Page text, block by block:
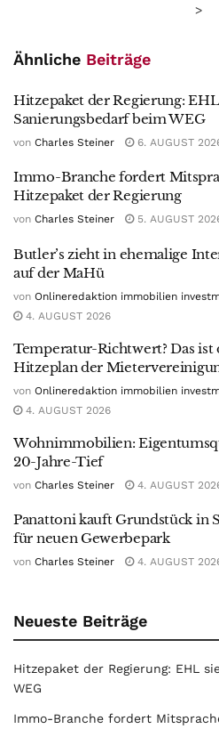
>
Ähnliche Beiträge
Hitzepaket der Regierung:
Sanierungsbedarf beim WEG
von Charles Steiner 6. AUGUST
Immo-Branche fordert
Hitzepaket der Regierung
von Charles Steiner 5. AUGUST
Butler’s zieht in ehemalige
auf der MaHü
von Onlineredaktion immobilien
4. AUGUST 2026
Temperatur-Richtwert? Das ist
Hitzeplan der
von Onlineredaktion immobilien
4. AUGUST 2026
Wohnimmobilien:
20-Jahre-Tief
von Charles Steiner 4. AUGUST
Panattoni kauft Grundstück in
für neuen Gewerbepark
von Charles Steiner 4. AUGUST
Neueste Beiträge
Hitzepaket der Regierung: EHL
WEG
Immo-Branche fordert